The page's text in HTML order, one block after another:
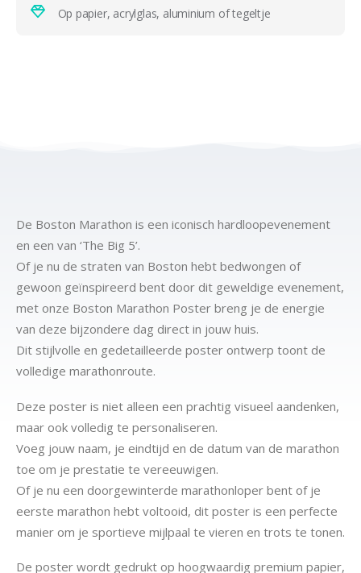
Op papier, acrylglas, aluminium of tegeltje
De Boston Marathon is een iconisch hardloopevenement
en een van ‘The Big 5’.
Of je nu de straten van Boston hebt bedwongen of
gewoon geïnspireerd bent door dit geweldige evenement,
met onze Boston Marathon Poster breng je de energie
van deze bijzondere dag direct in jouw huis.
Dit stijlvolle en gedetailleerde poster ontwerp toont de
volledige marathonroute.
Deze poster is niet alleen een prachtig visueel aandenken,
maar ook volledig te personaliseren.
Voeg jouw naam, je eindtijd en de datum van de marathon
toe om je prestatie te vereeuwigen.
Of je nu een doorgewinterde marathonloper bent of je
eerste marathon hebt voltooid, dit poster is een perfecte
manier om je sportieve mijlpaal te vieren en trots te tonen.
De poster wordt gedrukt op hoogwaardig premium papier,